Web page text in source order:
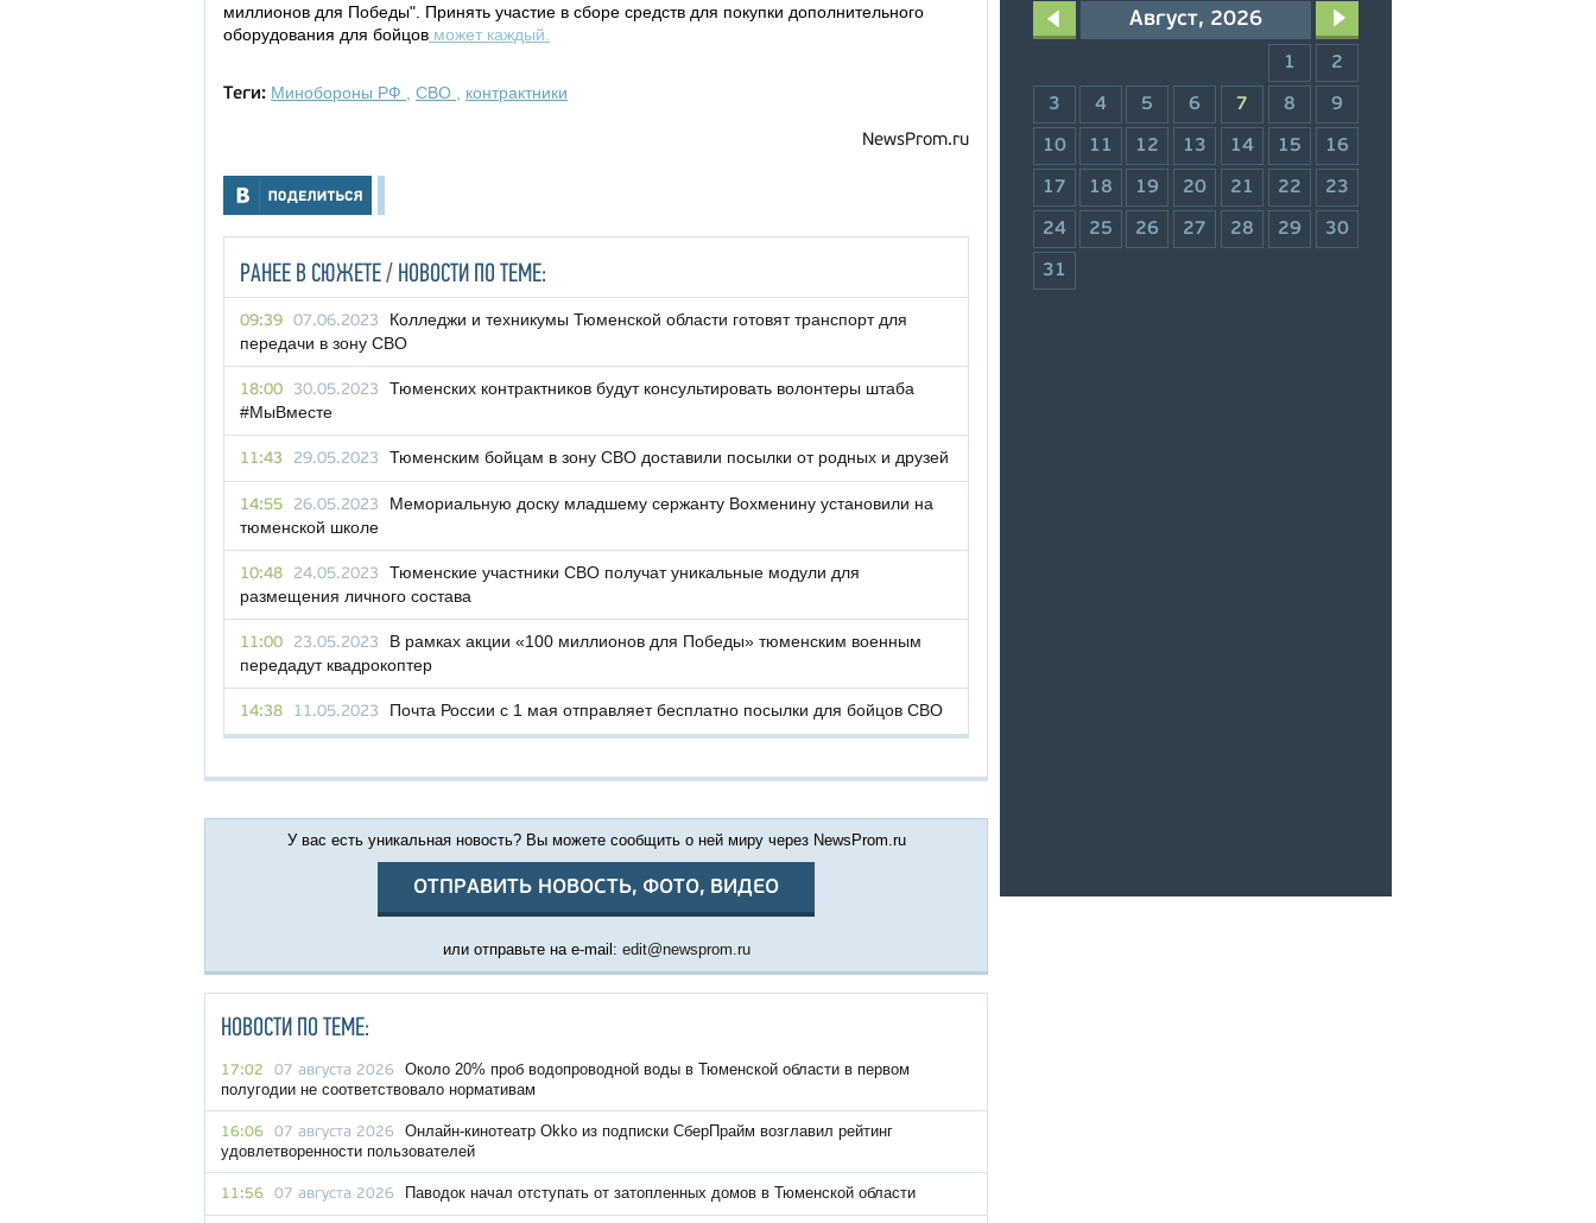
миллионов для Победы". Принять участие в сборе средств для покупки дополнительного
оборудования для бойцов может каждый.
Теги: Минобороны РФ СВО контрактники
NewsProm.ru
РАНЕЕ В СЮЖЕТЕ / НОВОСТИ ПО ТЕМЕ:
09:39 07.06.2023
Колледжи и техникумы Тюменской области готовят транспорт для
передачи в зону СВО
18:00 30.05.2023
Тюменских контрактников будут консультировать волонтеры штаба
#МыВместе
11:43 29.05.2023 Тюменским бойцам в зону СВО доставили посылки от родных и друзей
14:55 26.05.2023
Мемориальную доску младшему сержанту Вохменину установили на
тюменской школе
10:48 24.05.2023
Тюменские участники СВО получат уникальные модули для
размещения личного состава
11:00 23.05.2023
В рамках акции «100 миллионов для Победы» тюменским военным
передадут квадрокоптер
14:38 11.05.2023 Почта России с 1 мая отправляет бесплатно посылки для бойцов СВО
У вас есть уникальная новость? Вы можете сообщить о ней миру через NewsProm.ru
ОТПРАВИТЬ НОВОСТЬ, ФОТО, ВИДЕО
или отправьте на e-mail: edit@newsprom.ru
НОВОСТИ ПО ТЕМЕ:
17:02 07 августа 2026
Около 20% проб водопроводной воды в Тюменской области в первом
полугодии не соответствовало нормативам
16:06 07 августа 2026
Онлайн-кинотеатр Okko из подписки СберПрайм возглавил рейтинг
удовлетворенности пользователей
11:56 07 августа 2026 Паводок начал отступать от затопленных домов в Тюменской области
Август, 2026
1 2
3 4 5 6 7 8 9
10 11 12 13 14 15 16
17 18 19 20 21 22 23
24 25 26 27 28 29 30
31